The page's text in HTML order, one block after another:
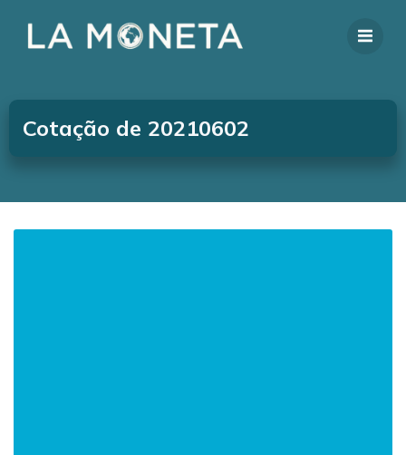
Cotação de 20210602